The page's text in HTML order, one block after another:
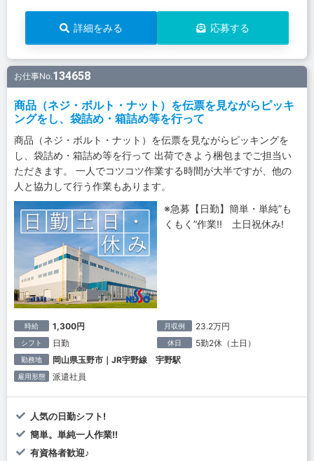
詳細をみる 応募する
お仕事No.134658
商品（ネジ・ボルト・ナット）を伝票を見ながらピッキ
ングをし、袋詰め・箱詰め等を行って
商品（ネジ・ボルト・ナット）を伝票を見ながらピッキングを
し、袋詰め・箱詰め等を行って 出荷できよう梱包までご担当い
ただきます。 一人でコツコツ作業する時間が大半ですが、他の
人と協力して行う作業もあります。
※急募【日勤】簡単・単純”も
くもく”作業!! 土日祝休み!
時給 1,300円 月収例 23.2万円
シフト 日勤 休日 5勤2休（土日）
勤務地 岡山県玉野市｜JR宇野線 宇野駅
雇用形態 派遣社員
人気の日勤シフト!
簡単。単純一人作業!!
有資格者歓迎♪